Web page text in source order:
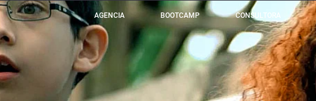
AGENCIA BOOTCAMP CONSULTORA